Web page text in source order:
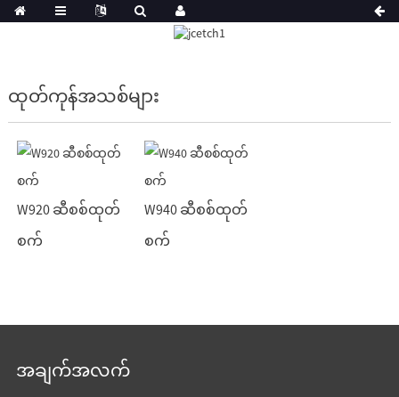
ထုတ်ကုန်အသစ်များ
W920 ဆီစစ်ထုတ်
စက်
W940 ဆီစစ်ထုတ်
စက်
အချက်အလက်